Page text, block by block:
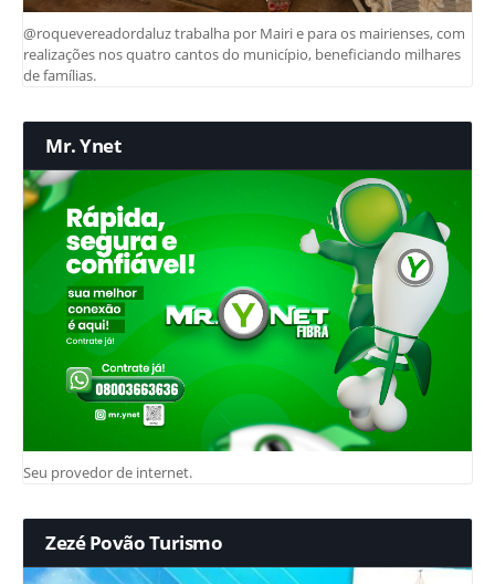
@roquevereadordaluz trabalha por Mairi e para os mairienses, com
realizações nos quatro cantos do município, beneficiando milhares
de famílias.
Mr. Ynet
Seu provedor de internet.
Zezé Povão Turismo